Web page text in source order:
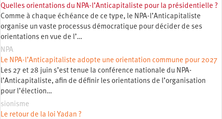
Quelles orientations du NPA-l’Anticapitaliste pour la présidentielle ?
Comme à chaque échéance de ce type, le NPA-l’Anticapitaliste
organise un vaste processus démocratique pour décider de ses
orientations en vue de l’…
NPA
Le NPA-l’Anticapitaliste adopte une orientation commune pour 2027
Les 27 et 28 juin s’est tenue la conférence nationale du NPA-
l’Anticapitaliste, afin de définir les orientations de l’organisation
pour l’élection…
sionisme
Le retour de la loi Yadan ?